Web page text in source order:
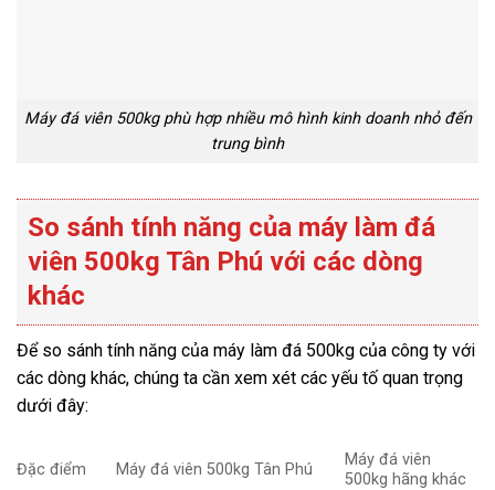
Máy đá viên 500kg phù hợp nhiều mô hình kinh doanh nhỏ đến
trung bình
So sánh tính năng của máy làm đá
viên 500kg Tân Phú với các dòng
khác
Để so sánh tính năng của máy làm đá 500kg của công ty với
các dòng khác, chúng ta cần xem xét các yếu tố quan trọng
dưới đây:
Đặc điểm Máy đá viên 500kg Tân Phú
Máy đá viên
500kg hãng khác